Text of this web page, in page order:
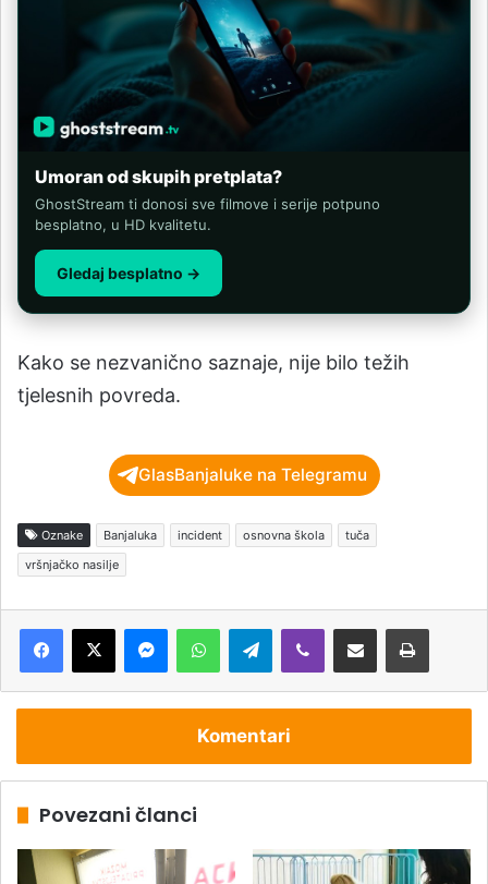
Umoran od skupih pretplata?
GhostStream ti donosi sve filmove i serije potpuno
besplatno, u HD kvalitetu.
Gledaj besplatno →
Kako se nezvanično saznaje, nije bilo težih
tjelesnih povreda.
GlasBanjaluke na Telegramu
Oznake Banjaluka incident osnovna škola
tuča
vršnjačko nasilje
Telegram
Komentari
Povezani članci